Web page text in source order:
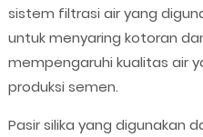
sistem filtrasi air yang
untuk menyaring kotoran
mempengaruhi kualitas air
produksi semen.
Pasir silika yang digunakan